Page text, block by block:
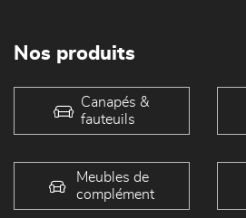
Nos produits
Canapés &
fauteuils
Meubles de
complément